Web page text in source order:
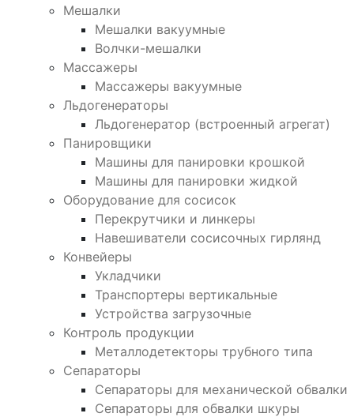
Мешалки
Мешалки вакуумные
Волчки-мешалки
Массажеры
Массажеры вакуумные
Льдогенераторы
Льдогенератор (встроенный агрегат)
Панировщики
Машины для панировки крошкой
Машины для панировки жидкой
Оборудование для сосисок
Перекрутчики и линкеры
Навешиватели сосисочных гирлянд
Конвейеры
Укладчики
Транспортеры вертикальные
Устройства загрузочные
Контроль продукции
Металлодетекторы трубного типа
Сепараторы
Сепараторы для механической обвалки
Сепараторы для обвалки шкуры